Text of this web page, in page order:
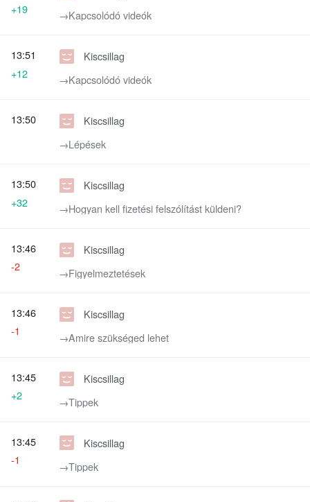
→‎Kapcsolódó videók
+19
Kiscsillag
→‎Kapcsolódó videók
13:51
+12
Kiscsillag
→‎Lépések
13:50
Kiscsillag
→‎Hogyan kell fizetési felszólítást küldeni?
13:50
+32
Kiscsillag
→‎Figyelmeztetések
13:46
-2
Kiscsillag
→‎Amire szükséged lehet
13:46
-1
Kiscsillag
→‎Tippek
13:45
+2
Kiscsillag
→‎Tippek
13:45
-1